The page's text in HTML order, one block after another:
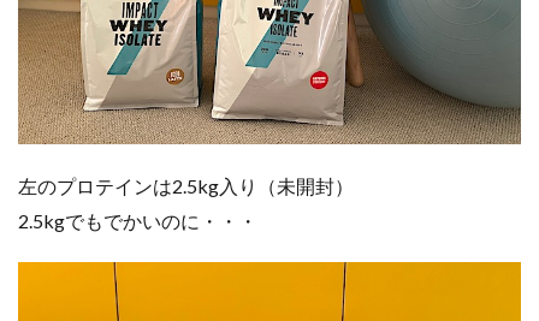
左のプロテインは2.5kg入り（未開封）
2.5kgでもでかいのに・・・